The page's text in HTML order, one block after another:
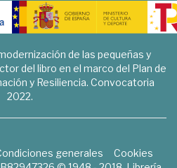
de las pequeñas y
del libro en el marco del Plan de
y Resiliencia. Convocatoria
2022.
generales
Cookies